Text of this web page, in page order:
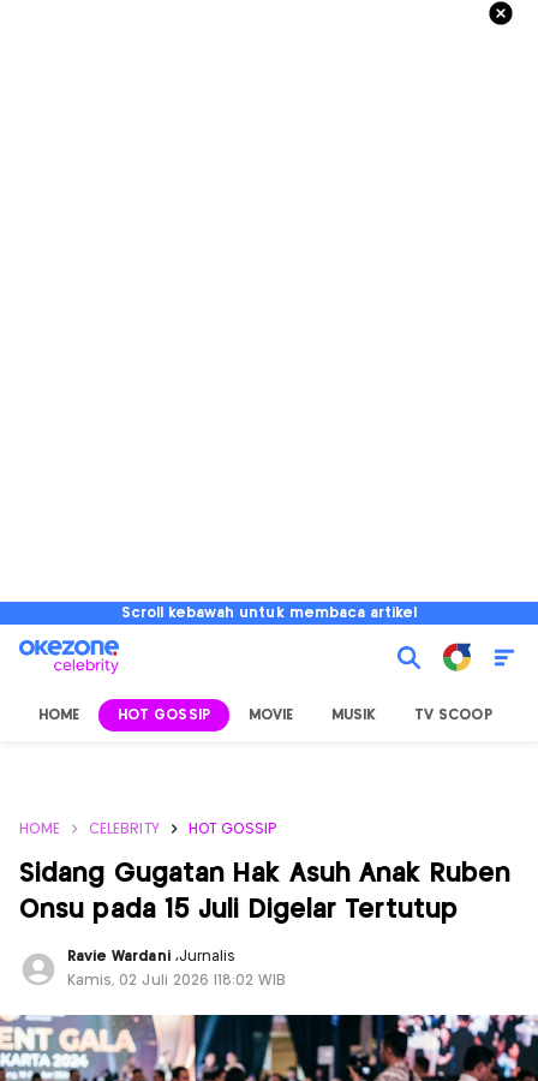
Scroll kebawah untuk membaca artikel
HOME HOT GOSSIP MOVIE MUSIK TV SCOOP
HOME CELEBRITY HOT GOSSIP
Sidang Gugatan Hak Asuh Anak Ruben
Onsu pada 15 Juli Digelar Tertutup
Ravie Wardani ,Jurnalis
Kamis, 02 Juli 2026 |18:02 WIB